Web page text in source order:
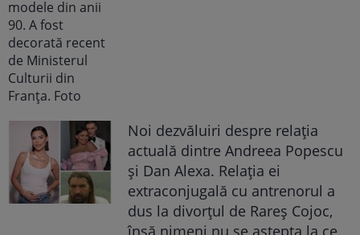
Noi dezvăluiri despre relația
actuală dintre Andreea Popescu
și Dan Alexa. Relația ei
extraconjugală cu antrenorul a
dus la divorțul de Rareș Cojoc,
însă nimeni nu se aștepta la ce